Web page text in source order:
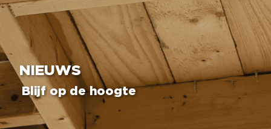
NIEUWS
Blijf op de hoogte